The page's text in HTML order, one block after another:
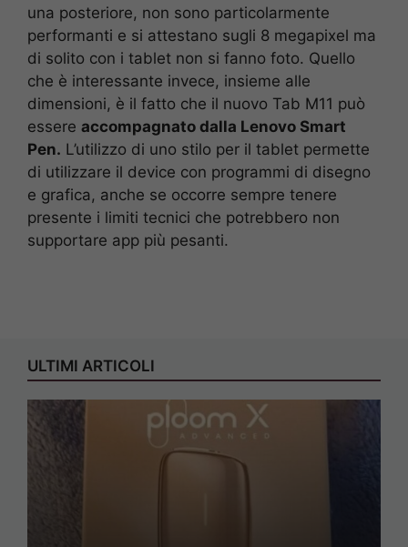
una posteriore, non sono particolarmente
performanti e si attestano sugli 8 megapixel ma
di solito con i tablet non si fanno foto. Quello
che è interessante invece, insieme alle
dimensioni, è il fatto che il nuovo Tab M11 può
essere accompagnato dalla Lenovo Smart
Pen. L’utilizzo di uno stilo per il tablet permette
di utilizzare il device con programmi di disegno
e grafica, anche se occorre sempre tenere
presente i limiti tecnici che potrebbero non
supportare app più pesanti.
ULTIMI ARTICOLI